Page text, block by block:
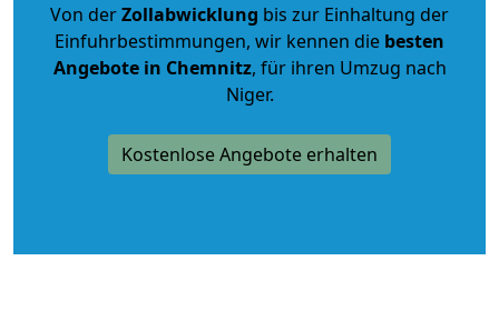
Von derZollabwicklung bis zur Einhaltung der
Einfuhrbestimmungen, wir kennen die besten
Angebote in Chemnitz, für ihren Umzug nach
Niger.
Kostenlose Angebote erhalten